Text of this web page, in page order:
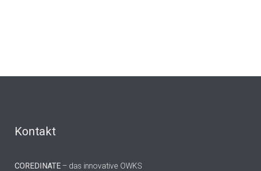
Kontakt
COREDINATE – das innovative OWKS